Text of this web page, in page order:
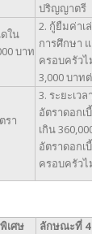
ปริญญาตรี
ใน
บาท
2. กู้ยืมค่าเ
การศึกษา
ครอบครัวไ
3,000 บาท
รา
3. ระยะเว
อัตราดอก
เกิน
อัตราดอกเ
ครอบครัวไ
เศษ ลักษณะที่ 4